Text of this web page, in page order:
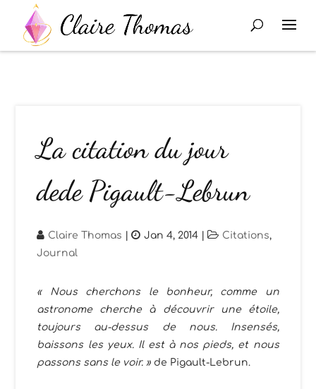
La citation du jour
dede Pigault-Lebrun
Claire Thomas | Jan 4, 2014 | Citations,
Journal
« Nous cherchons le bonheur, comme un
astronome cherche à découvrir une étoile,
toujours au-dessus de nous. Insensés,
baissons les yeux. Il est à nos pieds, et nous
passons sans le voir. » de Pigault-Lebrun.